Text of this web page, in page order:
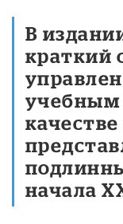
В
краткий
учебным
начала